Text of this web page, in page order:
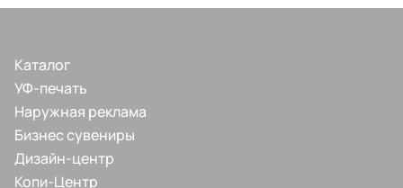
Каталог
УФ-печать
Наружная реклама
Бизнес сувениры
Дизайн-центр
Копи-Центр